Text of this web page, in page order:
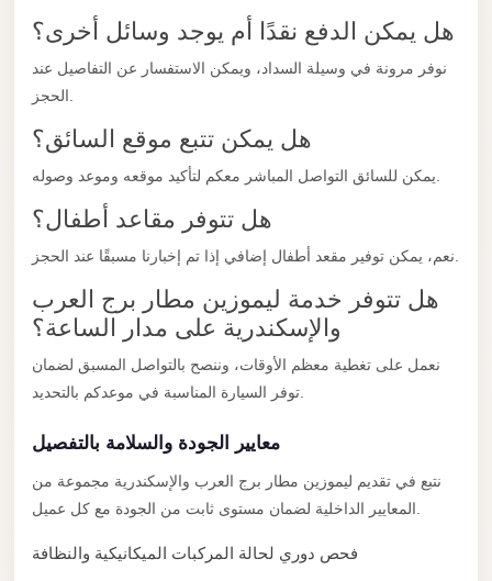
هل يمكن الدفع نقدًا أم يوجد وسائل أخرى؟
نوفر مرونة في وسيلة السداد، ويمكن الاستفسار عن التفاصيل عند
هل يمكن تتبع موقع السائق؟
هل تتوفر مقاعد أطفال؟
هل تتوفر خدمة ليموزين مطار برج العرب
والإسكندرية على مدار الساعة؟
نعمل على تغطية معظم الأوقات، وننصح بالتواصل المسبق لضمان
معايير الجودة والسلامة بالتفصيل
نتبع في تقديم ليموزين مطار برج العرب والإسكندرية مجموعة من
فحص دوري لحالة المركبات الميكانيكية والنظافة
Port
Limousine
Said
Limousine
October
Transfer
Cairo
Airport
North
Coast
North